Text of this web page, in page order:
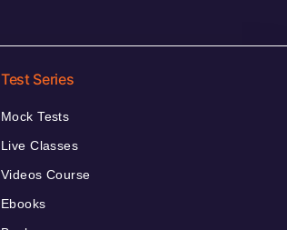
Test Series
Mock Tests
Live Classes
Videos Course
Ebooks